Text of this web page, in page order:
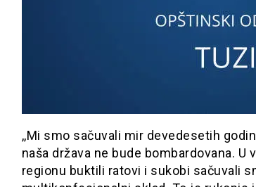
,,Mi smo sačuvali mir devedesetih
naša država ne bude bombardovana. U
regionu buktili ratovi i sukobi sačuvali